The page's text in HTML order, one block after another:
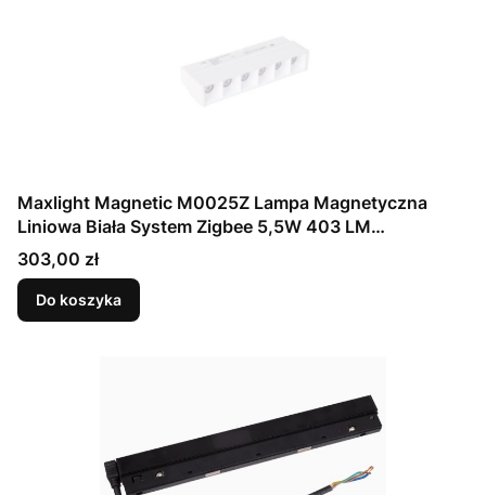
Maxlight Magnetic M0025Z Lampa Magnetyczna
Liniowa Biała System Zigbee 5,5W 403 LM
2700/5000K
Cena
303,00 zł
Do koszyka